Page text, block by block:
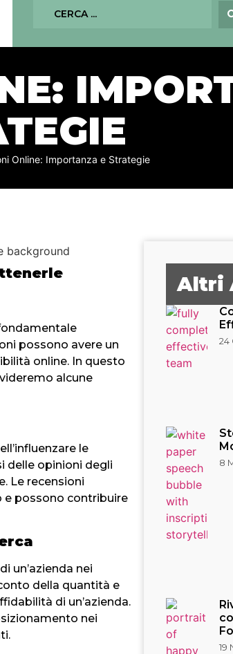
Online: Importanza e Strategie
possono avere un
online. In questo
alcune
le
delle opinioni degli
Le recensioni
e possono contribuire
un’azienda nei
della quantità e
di un’azienda.
nei
Altri
24
8
19